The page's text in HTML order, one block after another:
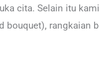
cita. Selain itu
bouquet), rangkaian